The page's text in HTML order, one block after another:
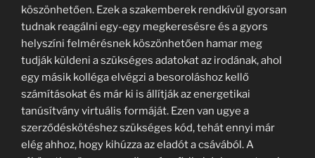
köszönhetően. Ezek a szakemberek rendkívül gyorsan
tudnak reagálni egy-egy megkeresésre és a gyors
helyszíni felmérésnek köszönhetően hamar meg
tudják küldeni a szükséges adatokat az irodának, ahol
egy másik kolléga elvégzi a besoroláshoz kellő
számításokat és már ki is állítják az energetikai
tanúsítvány virtuális formáját. Ezen van ugye a
szerződéskötéshez szükséges kód, tehát ennyi már
elég ahhoz, hogy kihúzza az eladót a csávából. A